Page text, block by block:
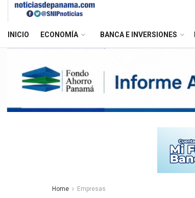
INICIO ECONOMÍA BANCA E INVERSIONES
Home Empresas